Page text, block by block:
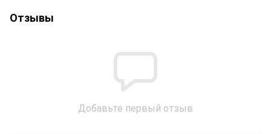
Отзывы
Добавьте первый отзыв